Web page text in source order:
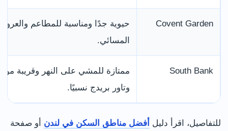
Covent Garden
حيوية جدًا ومناسبة للمطاعم
المسائي.
South Bank
ممتازة للمشي على النهر وقريبة من
وتاور بريدج نسبيًا.
للتفاصيل، اقرأ دليل أفضل مناطق السكن في لندن أو صفحة